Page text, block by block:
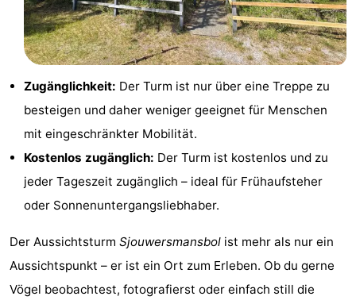
Zugänglichkeit: Der Turm ist nur über eine Treppe zu
besteigen und daher weniger geeignet für Menschen
mit eingeschränkter Mobilität.
Kostenlos zugänglich: Der Turm ist kostenlos und zu
jeder Tageszeit zugänglich – ideal für Frühaufsteher
oder Sonnenuntergangsliebhaber.
Der Aussichtsturm Sjouwersmansbol ist mehr als nur ein
Aussichtspunkt – er ist ein Ort zum Erleben. Ob du gerne
Vögel beobachtest, fotografierst oder einfach still die